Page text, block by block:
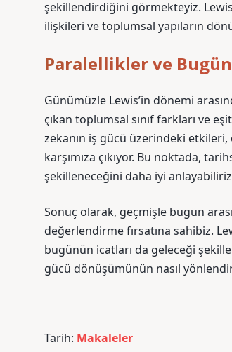
şekillendirdiğini görmekteyiz.
ilişkileri ve toplumsal yapıların
Paralellikler ve
Günümüzle Lewis’in dönemi
çıkan toplumsal sınıf farkları ve
zekanın iş gücü üzerindeki
karşımıza çıkıyor. Bu noktada,
şekilleneceğini daha iyi
Sonuç olarak, geçmişle bugün
değerlendirme fırsatına sahibiz.
bugünün icatları da geleceği
gücü dönüşümünün nasıl
Tarih: Makaleler